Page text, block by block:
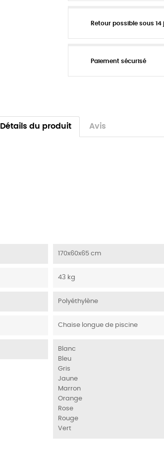
Retour possible sous 14
Paiement sécurisé
Détails du produit Avis
170x60x65 cm
43 kg
Polyéthylène
Chaise longue de piscine
Blanc
Bleu
Gris
Jaune
Marron
Orange
Rose
Rouge
Vert